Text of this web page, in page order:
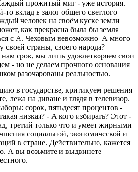
прожитый миг - уже история.
то вклад в залог общего светлого
человек на своём куске земли
как прекрасна была бы земля
с А. Чеховым невозможно. А много
своей страны, своего народа?
срок, мы лишь удовлетворяем свои
- но не делаем прочного основания
разочарованы реальностью.
в государстве, критикуем решения
лежа на диване и глядя в телевизор.
сорок, пятьдесят процентов -
низкая? - А кого избирать? Этот -
третий только что и умеет жирными
социальной, экономической и
в стране. Действительно, кажется
А вы возьмите и выдвинете